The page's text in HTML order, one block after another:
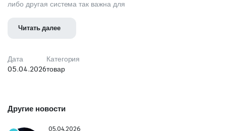
либо другая система так важна для
Читать далее
Дата
05.04.2026
Категория
товар
Другие новости
05.04.2026